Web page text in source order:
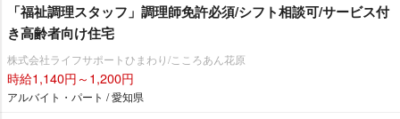
「福祉調理スタッフ」調理師免許必須/シフト相談可/サービス付
き高齢者向け住宅
株式会社ライフサポートひまわり/こころあん花原
時給1,140円～1,200円
アルバイト・パート / 愛知県